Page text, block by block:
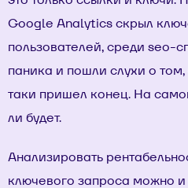
Google Analytics скрыл
пользователей, среди seo-
паника и пошли слухи о
таки пришел конец. На
ли будет.
Анализировать
ключевого запроса можно и